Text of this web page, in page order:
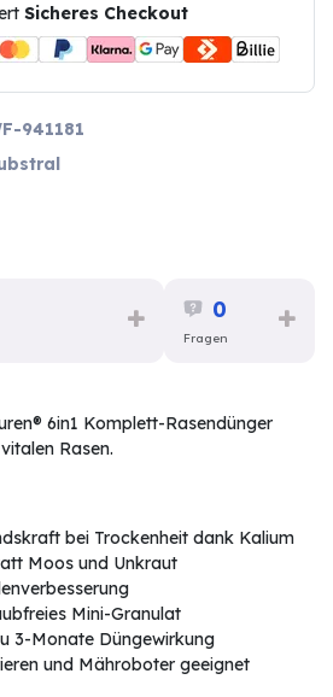
Sicheres Checkout
941181
0
Fragen
6in1 Komplett-Rasendünger
Rasen.
bei Trockenheit dank Kalium
Moos und Unkraut
Mini-Granulat
3-Monate Düngewirkung
und Mähroboter geeignet